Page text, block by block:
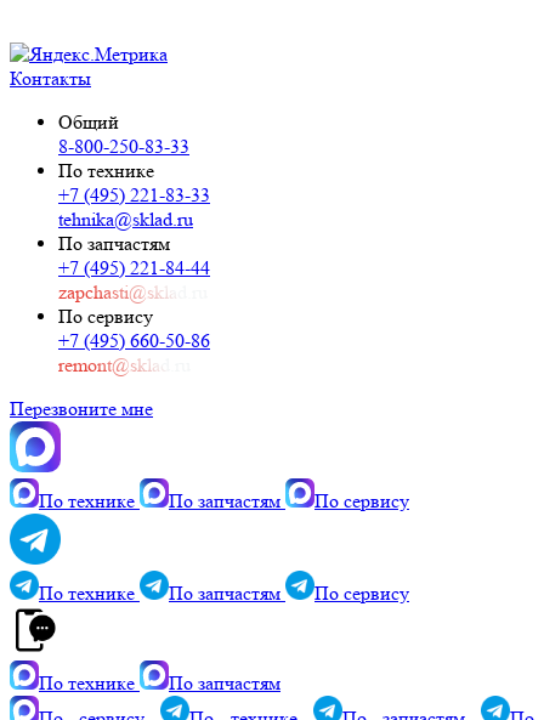
Контакты
Общий
8-800-250-83-33
По технике
+7 (495) 221-83-33
tehnika@sklad.ru
По запчастям
+7 (495) 221-84-44
zapchasti@sklad.ru
По сервису
+7 (495) 660-50-86
remont@sklad.ru
Перезвоните мне
По технике По запчастям По сервису
По технике По запчастям По сервису
По технике
По запчастям